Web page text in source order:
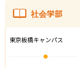
社会学部
東京板橋キャンパス